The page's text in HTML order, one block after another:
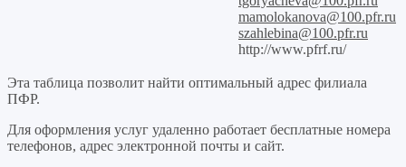
mamolokanova@100.pfr.ru
szahlebina@100.pfr.ru
http://www.pfrf.ru/
Эта таблица позволит найти оптимальный адрес филиала
ПФР.
Для оформления услуг удаленно работает бесплатные номера
телефонов, адрес электронной почты и сайт.